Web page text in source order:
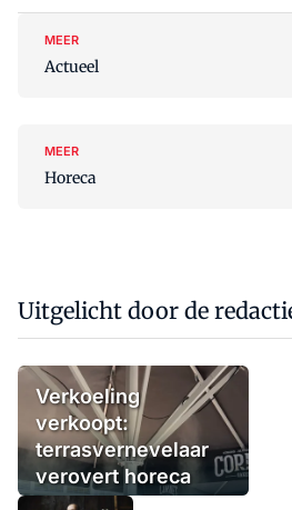
MEER
Actueel
MEER
Horeca
Uitgelicht door de
Verkoeling
verkoopt:
terrasvernevelaar
verovert horeca